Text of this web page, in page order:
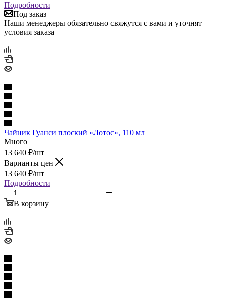
Подробности
Под заказ
Наши менеджеры обязательно свяжутся с вами и уточнят
условия заказа
Чайник Гуанси плоский «Лотос», 110 мл
Много
13 640 ₽/шт
Варианты цен
13 640 ₽/шт
Подробности
В корзину